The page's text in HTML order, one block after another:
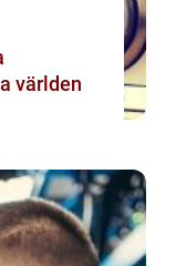
världen